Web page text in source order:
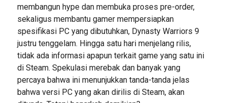
membangun hype dan membuka proses pre-order,
sekaligus membantu gamer mempersiapkan
spesifikasi PC yang dibutuhkan, Dynasty Warriors 9
justru tenggelam. Hingga satu hari menjelang rilis,
tidak ada informasi apapun terkait game yang satu ini
di Steam. Spekulasi merebak dan banyak yang
percaya bahwa ini menunjukkan tanda-tanda jelas
bahwa versi PC yang akan dirilis di Steam, akan